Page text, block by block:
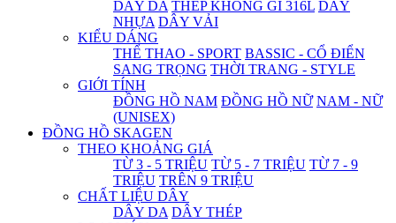
DÂY DA THÉP KHÔNG GỈ 316L DÂY
NHỰA DÂY VẢI
KIỂU DÁNG
THỂ THAO - SPORT BASSIC - CỔ ĐIỂN
SANG TRỌNG THỜI TRANG - STYLE
GIỚI TÍNH
ĐỒNG HỒ NAM ĐỒNG HỒ NỮ NAM - NỮ
(UNISEX)
ĐỒNG HỒ SKAGEN
THEO KHOẢNG GIÁ
TỪ 3 - 5 TRIỆU TỪ 5 - 7 TRIỆU TỪ 7 - 9
TRIỆU TRÊN 9 TRIỆU
CHẤT LIỆU DÂY
DÂY DA DÂY THÉP